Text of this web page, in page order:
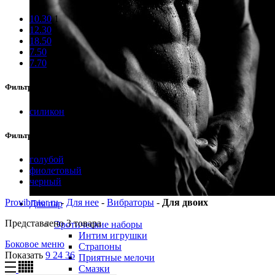
Для пар
Эротические наборы
Интим игрушки
Страпоны
Приятные мелочи
Смазки
10.30 1
12.30
18.50
7.50
7.70
Фильтр по материалу
силикон
Фильтр по цвету
голубой
фиолетовый
черный
Provibrator.ru- Для нее - Вибраторы - Для двоих
Представлено 3 товара
Боковое меню
Показать 9 24 36